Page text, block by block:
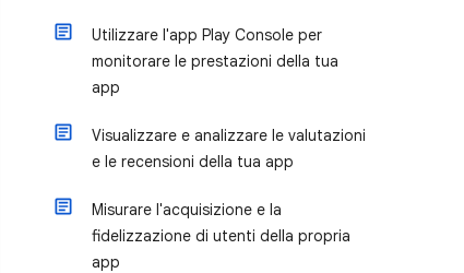
Utilizzare l'app Play Console per
monitorare le prestazioni della tua
app
Visualizzare e analizzare le valutazioni
e le recensioni della tua app
Misurare l'acquisizione e la
fidelizzazione di utenti della propria
app